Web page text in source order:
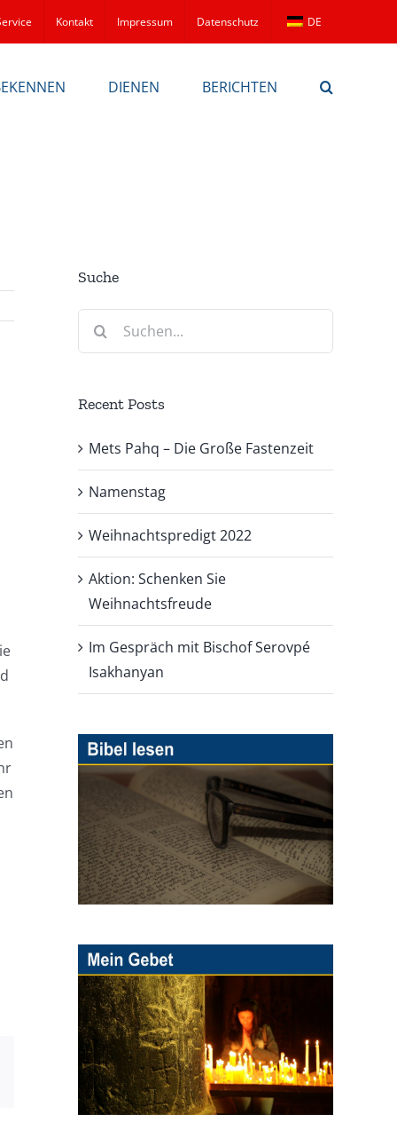
Kontakt Impressum Datenschutz DE
DIENEN BERICHTEN
Suche
Suche
Recent Posts
Mets Pahq – Die Große Fastenzeit
Namenstag
Weihnachtspredigt 2022
Aktion: Schenken Sie
Weihnachtsfreude
Im Gespräch mit Bischof Serovpé
Isakhanyan